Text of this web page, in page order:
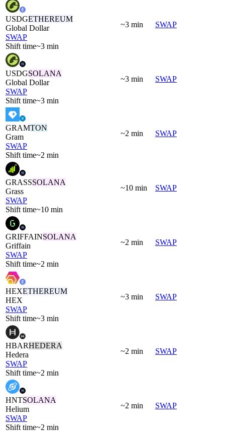
USDGETHEREUM
Global Dollar
SWAP
Shift time~3 min
~3 min SWAP
USDGSOLANA
Global Dollar
SWAP
Shift time~3 min
~3 min SWAP
GRAMTON
Gram
SWAP
Shift time~2 min
~2 min SWAP
GRASSSOLANA
Grass
SWAP
Shift time~10 min
~10 min SWAP
GRIFFAINSOLANA
Griffain
SWAP
Shift time~2 min
~2 min SWAP
HEXETHEREUM
HEX
SWAP
Shift time~3 min
~3 min SWAP
HBARHEDERA
Hedera
SWAP
Shift time~2 min
~2 min SWAP
HNTSOLANA
Helium
SWAP
Shift time~2 min
~2 min SWAP